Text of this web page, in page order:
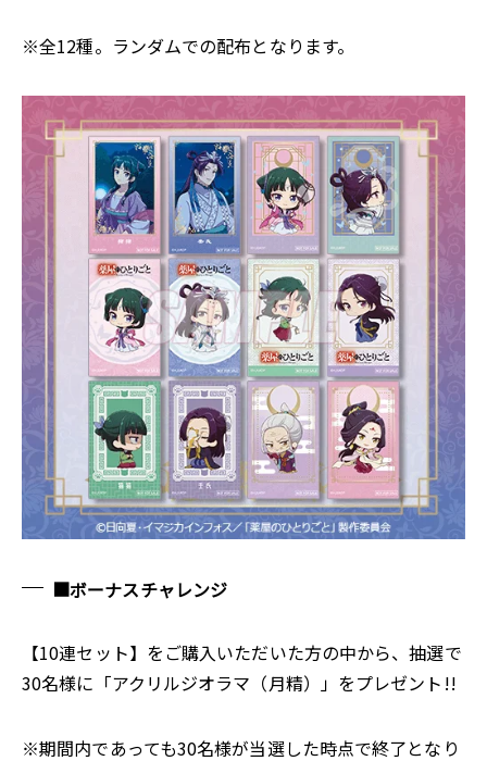
※全12種。ランダムでの配布となります。
■ボーナスチャレンジ
【10連セット】をご購入いただいた方の中から、抽選で
30名様に「アクリルジオラマ（月精）」をプレゼント!!
※期間内であっても30名様が当選した時点で終了となり